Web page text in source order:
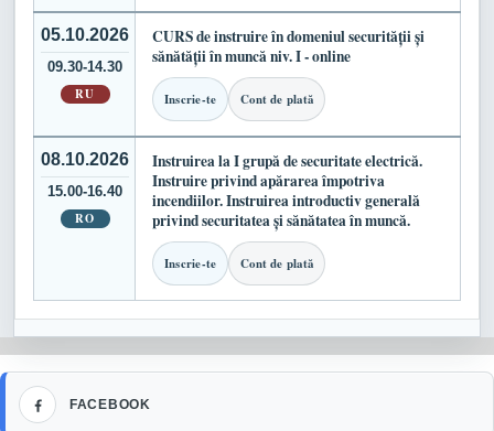
05.10.2026
09.30-14.30
RU
CURS de instruire în domeniul securității și
sănătății în muncă niv. I - online
Inscrie-te Cont de plată
08.10.2026
15.00-16.40
RO
Instruirea la I grupă de securitate electrică.
Instruire privind apărarea împotriva
incendiilor. Instruirea introductiv generală
privind securitatea și sănătatea în muncă.
Inscrie-te Cont de plată
FACEBOOK
Facebook